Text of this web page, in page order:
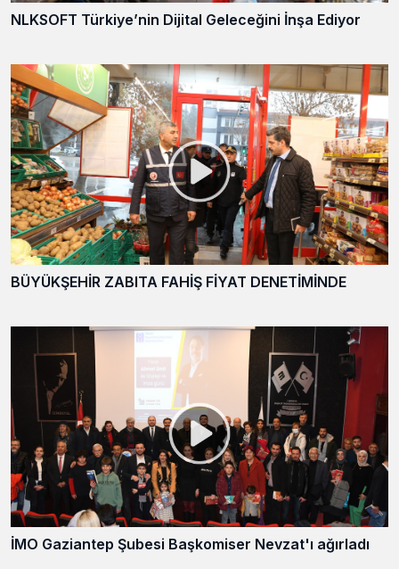
NLKSOFT Türkiye’nin Dijital Geleceğini İnşa Ediyor
BÜYÜKŞEHİR ZABITA FAHİŞ FİYAT DENETİMİNDE
İMO Gaziantep Şubesi Başkomiser Nevzat'ı ağırladı